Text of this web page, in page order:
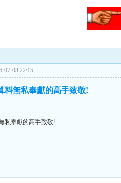
07-08 22:15 ---
料無私奉獻的高手致敬!
私奉獻的高手致敬!